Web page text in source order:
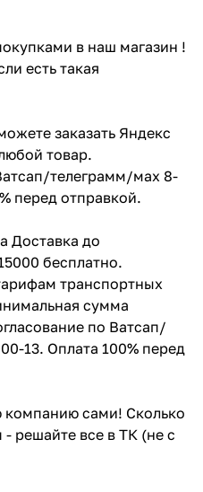
в наш магазин !
есть такая
заказать Яндекс
товар.
телеграмм/мах 8-
перед отправкой.
Доставка до
бесплатно.
транспортных
сумма
по Ватсап/
13. Оплата 100% перед
компанию сами! Сколько
- решайте все в ТК (не с